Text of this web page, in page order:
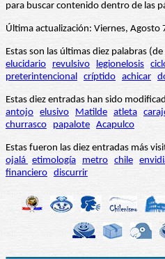
para buscar contenido dentro de las
Última actualización: Viernes, Agosto
Estas son las últimas diez palabras
elucidario
revulsivo legionelosis
preterintencional críptido achicar
Estas diez entradas han sido
antojo elusivo Matilde atleta
churrasco
papalote Acapulco
Estas fueron las diez entradas más
ojalá etimología metro chile
financiero discurrir